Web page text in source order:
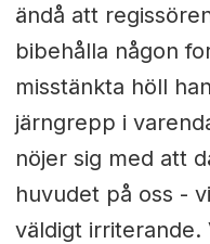
ändå att
bibehålla någon
misstänkta höll
järngrepp i
nöjer sig med att
huvudet på oss -
väldigt irriterande.